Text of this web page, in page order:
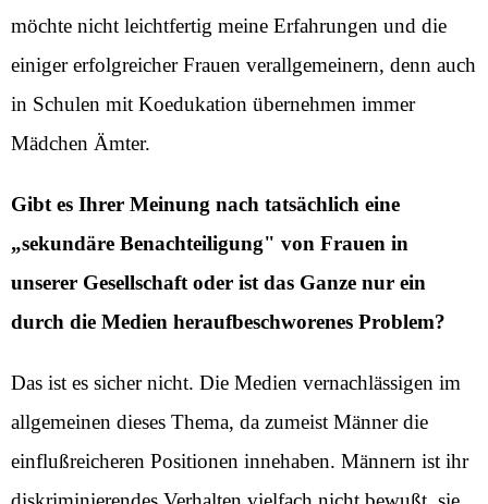
möchte nicht leichtfertig meine Erfahrungen und die
einiger erfolgreicher Frauen verallgemeinern, denn auch
in Schulen mit Koedukation übernehmen immer
Mädchen Ämter.
Gibt es Ihrer Meinung nach tatsächlich eine
„sekundäre Benachteiligung" von Frauen in
unserer Gesellschaft oder ist das Ganze nur ein
durch die Medien heraufbeschworenes Problem?
Das ist es sicher nicht. Die Medien vernachlässigen im
allgemeinen dieses Thema, da zumeist Männer die
einflußreicheren Positionen innehaben. Männern ist ihr